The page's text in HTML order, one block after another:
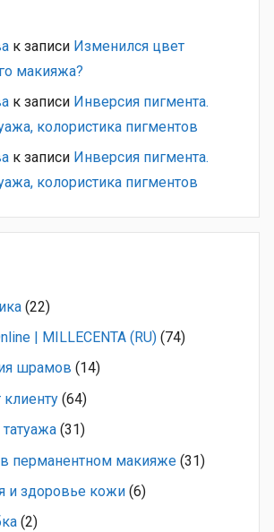
к записи Изменился цвет
макияжа?
к записи Инверсия пигмента.
колористика пигментов
к записи Инверсия пигмента.
колористика пигментов
(22)
| MILLECENTA (RU) (74)
шрамов (14)
клиенту (64)
(31)
перманентном макияже (31)
и здоровье кожи (6)
(2)